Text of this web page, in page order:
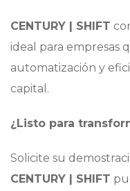
CENTURY | SHIFT
ideal para empresas
automatización y
capital.
¿Listo para
Solicite su
CENTURY | SHIFT